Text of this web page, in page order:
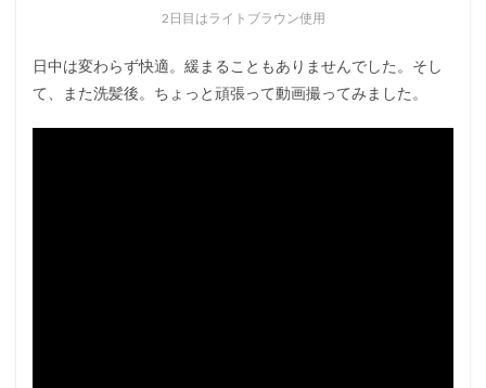
2日目はライトブラウン使用
日中は変わらず快適。緩まることもありませんでした。そし
て、また洗髪後。ちょっと頑張って動画撮ってみました。